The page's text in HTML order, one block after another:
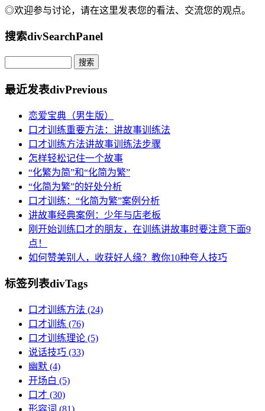
◎欢迎参与讨论，请在这里发表您的看法、交流您的观点。
搜索divSearchPanel
最近发表divPrevious
恋爱宝典（男生版）
口才训练重要方法：讲故事训练法
口才训练方法讲故事训练法步骤
怎样轻松记住一个故事
“化繁为简”和“化简为繁”
“化简为繁”的好处分析
口才训练：“化简为繁”案例分析
讲故事经典案例：少年与店老板
刚开始训练口才的朋友，在训练讲故事时要注意下面9
点！
如何赞美别人，收获好人缘？教你10种夸人技巧
标签列表divTags
口才训练方法 (24)
口才训练 (76)
口才训练理论 (5)
说话技巧 (33)
幽默 (4)
开场白 (5)
口才 (30)
形容词 (81)